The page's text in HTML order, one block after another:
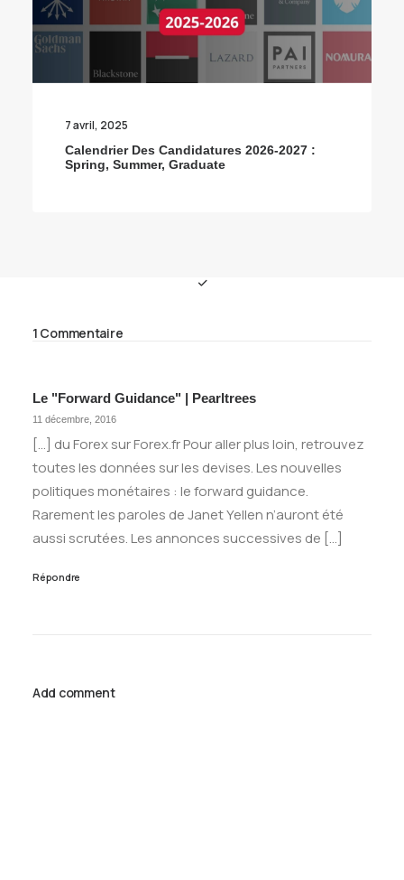
7 avril, 2025
Calendrier Des Candidatures 2026-2027 :
Spring, Summer, Graduate
1 Commentaire
Le "forward Guidance" | Pearltrees
11 décembre, 2016
[…] du Forex sur Forex.fr Pour aller plus loin, retrouvez
toutes les données sur les devises. Les nouvelles
politiques monétaires : le forward guidance.
Rarement les paroles de Janet Yellen n’auront été
aussi scrutées. Les annonces successives de […]
Répondre
Add comment